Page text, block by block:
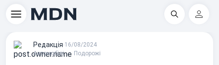
Пошук
Редакцiя∙16/08/2024
Автомобілі
Подорожі